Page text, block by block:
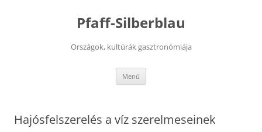
Pfaff-Silberblau
Országok, kultúrák gasztronómiája
Menü
Hajósfelszerelés a víz szerelmeseinek